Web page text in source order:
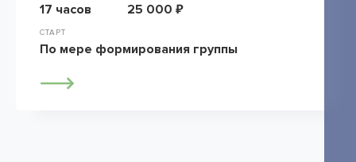
17 часов 25 000 ₽
СТАРТ
По мере формирования группы